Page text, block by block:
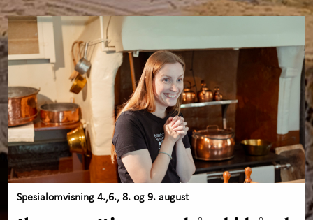
Spesialomvisning 4.,6., 8. og 9. august